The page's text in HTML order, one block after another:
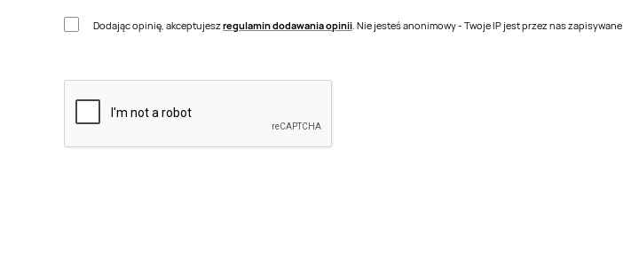
Dodając opinię, akceptujeszregulamin dodawania opinii . Nie jesteś anonimowy - Twoje IP jest przez nas zapisywane.